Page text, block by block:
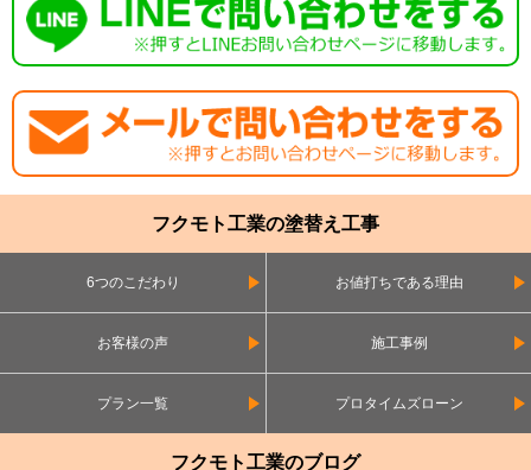
フクモト工業の塗替え工事
6つのこだわり お値打ちである理由
お客様の声 施工事例
プラン一覧 プロタイムズローン
フクモト工業のブログ